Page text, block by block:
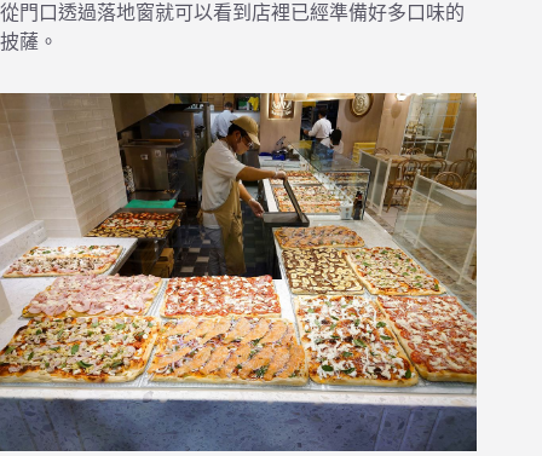
從門口透過落地窗就可以看到店裡已經準備好多口味的
披薩。